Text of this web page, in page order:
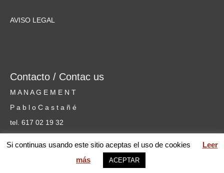
AVISO LEGAL
Contacto / Contac us
M A N A G E M E N T
P a b l o C a s t a ñ é
tel. 617 02 19 32
web MARIA PILAR GARCÍA © 2026 Mentoring Music Matters
Si continuas usando este sitio aceptas el uso de cookies
Leer
más
ACEPTAR